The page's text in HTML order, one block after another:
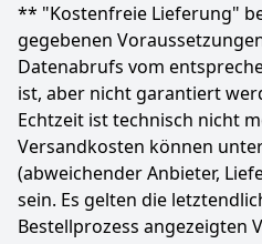
** "Kostenfreie Lieferung"
gegebenen
Datenabrufs vom
ist, aber nicht garantiert
Echtzeit ist technisch nicht
Versandkosten können
(abweichender Anbieter,
sein. Es gelten die
Bestellprozess angezeigten